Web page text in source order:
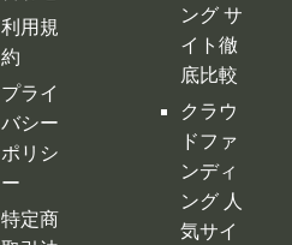
ーム
お問い
合わせ
利用規
約
プライ
バシー
クラウ
ドファ
ンディ
ング サ
イト徹
底比較
クラウ
ドファ